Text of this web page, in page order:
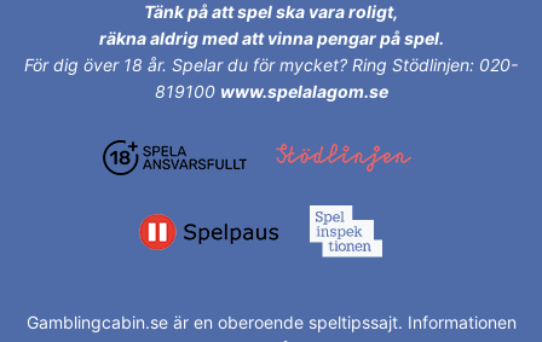
Tänk på att spel ska vara roligt,
räkna aldrig med att vinna pengar på spel.
För dig över 18 år. Spelar du för mycket? Ring Stödlinjen: 020-
819100 www.spelalagom.se
Gamblingcabin.se är en oberoende speltipssajt. Informationen